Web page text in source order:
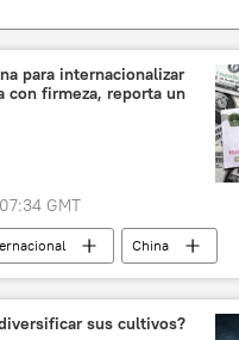
para internacionalizar
con firmeza, reporta un
GMT
China
South China Morning Post
Pekín Xi Jinping
sus cultivos?